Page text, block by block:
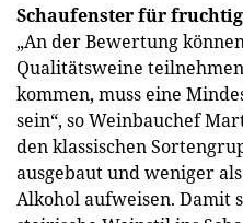
Schaufenster für
„An der Bewertung
Qualitätsweine
kommen, muss eine
sein“, so Weinbauchef
den klassischen
ausgebaut und weniger
Alkohol aufweisen.